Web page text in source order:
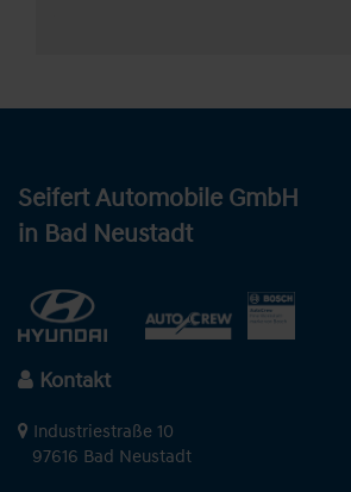
Seifert Automobile GmbH
in Bad Neustadt
Kontakt
Industriestraße 10
97616 Bad Neustadt